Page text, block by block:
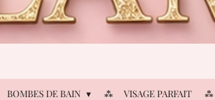
BOMBES DE BAIN
VISAGE PARFAIT